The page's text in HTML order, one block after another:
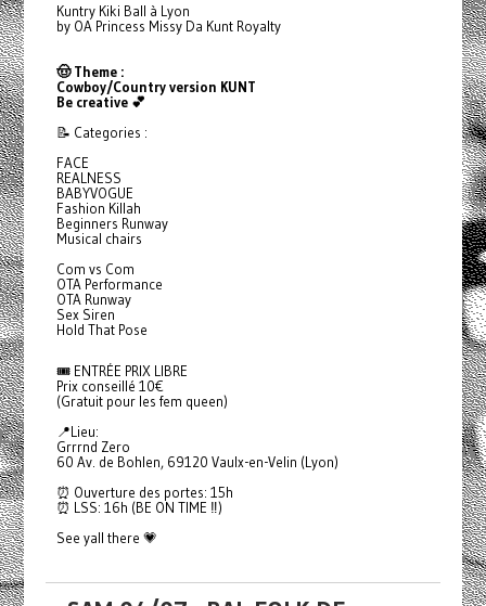
Kuntry Kiki Ball à Lyon
by OA Princess Missy Da Kunt Royalty
🤠 Theme :
Cowboy/Country version KUNT
Be creative 💕
📝 Categories :
FACE
REALNESS
BABYVOGUE
Fashion Killah
Beginners Runway
Musical chairs
Com vs Com
OTA Performance
OTA Runway
Sex Siren
Hold That Pose
🎟️ ENTRÉE PRIX LIBRE
Prix conseillé 10€
(Gratuit pour les fem queen)
📍Lieu:
Grrrnd Zero
60 Av. de Bohlen, 69120 Vaulx-en-Velin (Lyon)
⏰ Ouverture des portes: 15h
⏰ LSS: 16h (BE ON TIME ‼️)
See yall there 💗